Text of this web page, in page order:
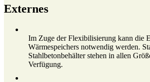
Externes
Im Zuge der Flexibilisierung kann die
Wärmespeichers notwendig werden.
Stahlbetonbehälter stehen in allen
Verfügung.